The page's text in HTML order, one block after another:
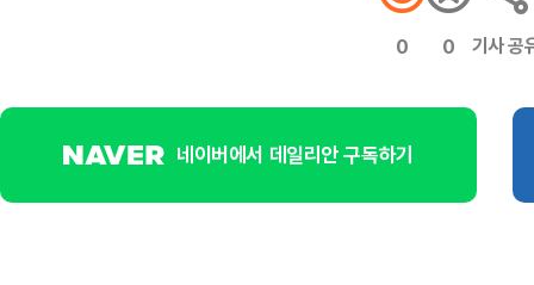
0 0 기사 공
네이버에서 데일리안 구독하기